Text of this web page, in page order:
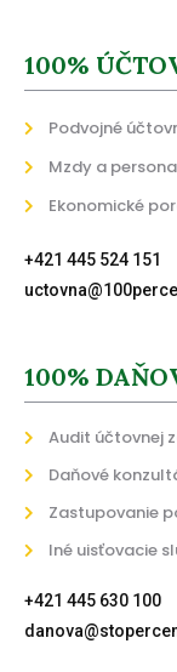
100%
Podvojné
Mzdy a
Ekonomické
+421 445 524 151
100%
Audit účtovnej
Daňové
Zastupovanie
Iné uisťovacie
+421 445 630 100